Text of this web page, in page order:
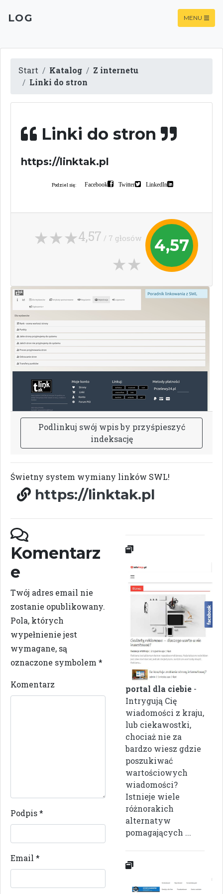
LOG MENU
Start Katalog
Z internetu
Linki do stron
Linki do stron
https://linktak.pl
Podziel się: Facebook Twitter LinkedIn
4,57
4,57 / 7 głosów
Podlinkuj swój wpisby przyśpieszyć
indeksację
Świetny system wymiany linków SWL!
https://linktak.pl
Komentarz
e
Twój adres email nie
zostanie opublikowany.
Pola, których
wypełnienie jest
wymagane, są
oznaczone symbolem *
Komentarz
Podpis*
Email *
portal dla ciebie -
Intrygują Cię
wiadomości z kraju,
lub ciekawostki,
chociaż nie za
bardzo wiesz gdzie
poszukiwać
wartościowych
wiadomości?
Istnieje wiele
różnorakich
alternatyw
pomagających ...